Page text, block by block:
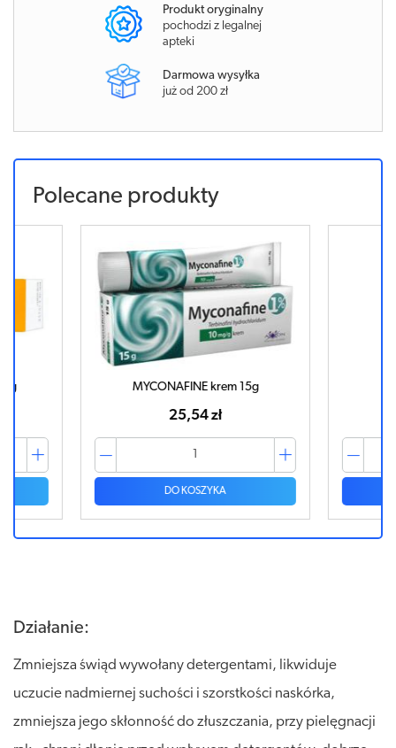
Produkt oryginalny
pochodzi z legalnej
apteki
Darmowa wysyłka
już od 200 zł
Polecane produkty
MYCONAFINE krem 15g
25,54 zł
DO KOSZYKA
Działanie:
Zmniejsza świąd wywołany detergentami, likwiduje
uczucie nadmiernej suchości i szorstkości naskórka,
zmniejsza jego skłonność do złuszczania, przy pielęgnacji